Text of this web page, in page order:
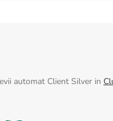
automat Client Silver in